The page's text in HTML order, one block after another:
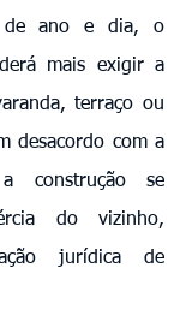
de ano e dia, o
mais exigir a
terraço ou
desacordo com a
construção se
do vizinho,
jurídica de